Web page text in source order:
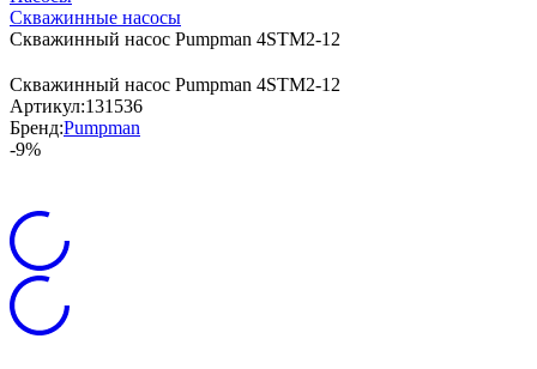
Скважинные насосы
Скважинный насос Pumpman 4STM2-12
Скважинный насос Pumpman 4STM2-12
Артикул:131536
Бренд:Pumpman
-9%